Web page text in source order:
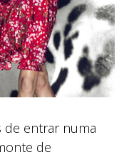
de entrar numa
de